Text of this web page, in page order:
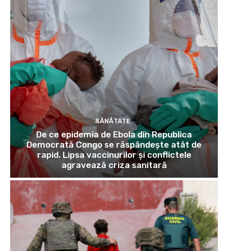
SĂNĂTATE
De ce epidemia de Ebola din Republica
Democrată Congo se răspândește atât de
rapid. Lipsa vaccinurilor și conflictele
agravează criza sanitară